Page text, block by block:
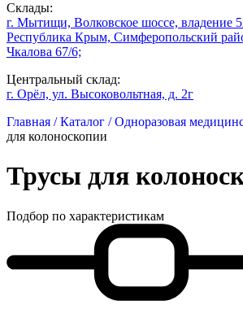
Склады:
г. Мытищи, Волковское шоссе, владение
Республика Крым, Симферопольский
Чкалова 67/6;
Центральный склад:
г. Орёл, ул. Высоковольтная, д. 2г
Главная /Каталог /Одноразовая
для колоноскопии
Трусы для
Подбор по характеристикам